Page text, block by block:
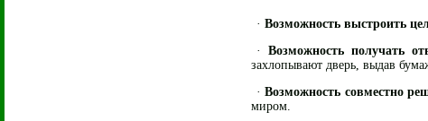
· Возможность выстроить
· Возможность получать
захлопывают дверь, выдав
·Возможность совместно
миром.